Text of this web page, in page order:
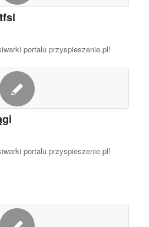
portalu przyspieszenie.pl!
portalu przyspieszenie.pl!